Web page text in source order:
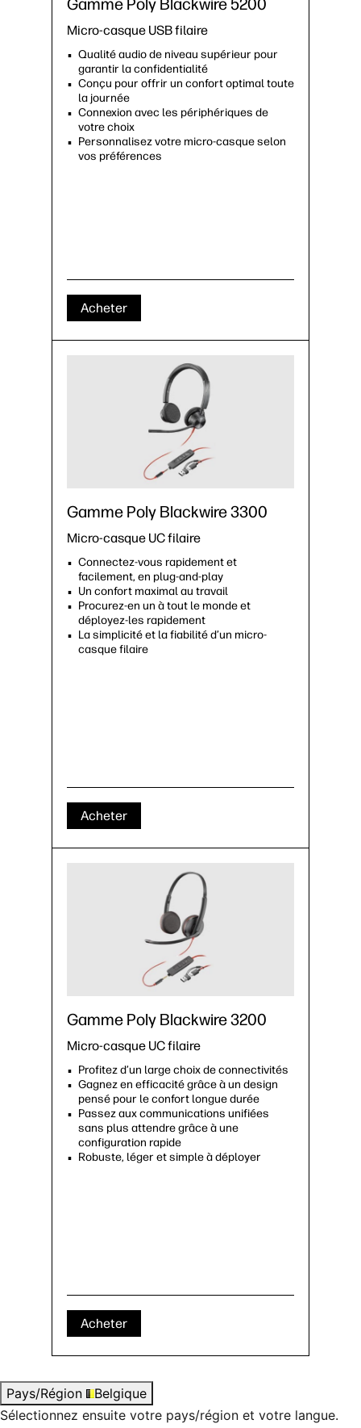
Gamme Poly Blackwire 5200
Micro-casque USB filaire
Qualité audio de niveau supérieur pour
garantir la confidentialité
Conçu pour offrir un confort optimal toute
la journée
Connexion avec les périphériques de
votre choix
Personnalisez votre micro-casque selon
vos préférences
Acheter
Gamme Poly Blackwire 3300
Micro-casque UC filaire
Connectez-vous rapidement et
facilement, en plug-and-play
Un confort maximal au travail
Procurez-en un à tout le monde et
déployez-les rapidement
La simplicité et la fiabilité d’un micro-
casque filaire
Acheter
Gamme Poly Blackwire 3200
Micro-casque UC filaire
Profitez d’un large choix de connectivités
Gagnez en efficacité grâce à un design
pensé pour le confort longue durée
Passez aux communications unifiées
sans plus attendre grâce à une
configuration rapide
Robuste, léger et simple à déployer
Acheter
Pays/Région
Belgique
Sélectionnez ensuite votre pays/région et votre langue.